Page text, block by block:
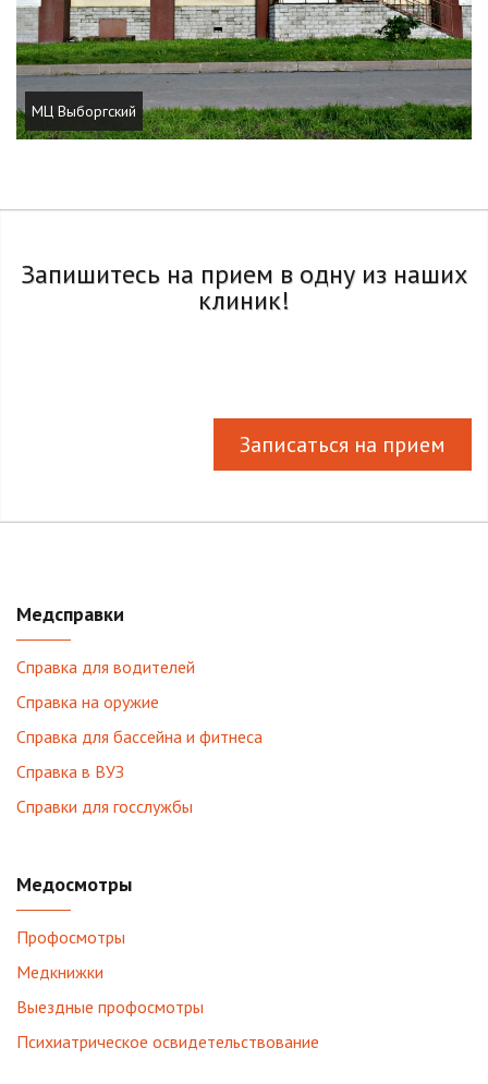
МЦ Выборгский
Запишитесь на прием в одну из наших
клиник!
Записаться на прием
Медсправки
Справка для водителей
Справка на оружие
Справка для бассейна и фитнеса
Справка в ВУЗ
Справки для госслужбы
Медосмотры
Профосмотры
Медкнижки
Выездные профосмотры
Психиатрическое освидетельствование